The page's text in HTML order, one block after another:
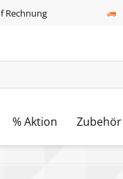
Rechnung
% Aktion Zubehör